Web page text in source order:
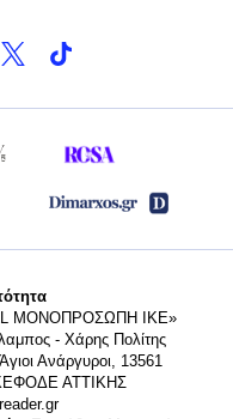
MONΟΠΡΟΣΩΠΗ ΙΚΕ»
- Χάρης Πολίτης
Ανάργυροι, 13561
ΑΤΤΙΚΗΣ